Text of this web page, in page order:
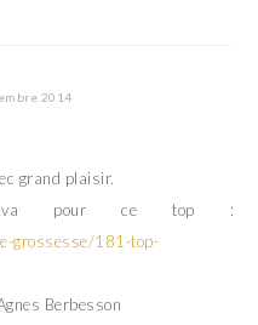
2014
grand plaisir.
va pour ce top :
grossesse/181-top-
Berbesson